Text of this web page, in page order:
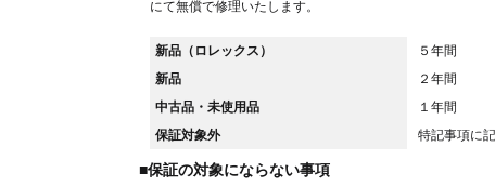
にて無償で修理いたします。
新品（ロレックス）
５年間
新品
２年間
中古品・未使用品
１年間
保証対象外
特記事項に
■保証の対象にならない事項